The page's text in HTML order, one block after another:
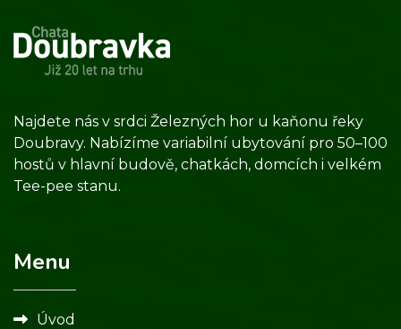
Najdete nás v srdci Železných hor u kaňonu řeky
Doubravy. Nabízíme variabilní ubytování pro 50–100
hostů v hlavní budově, chatkách, domcích i velkém
Tee-pee stanu.
Menu
Úvod